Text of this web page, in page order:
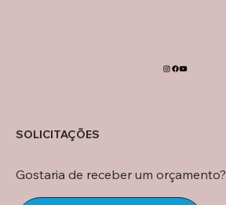
SOLICITAÇÕES
Gostaria de receber um orçamento?